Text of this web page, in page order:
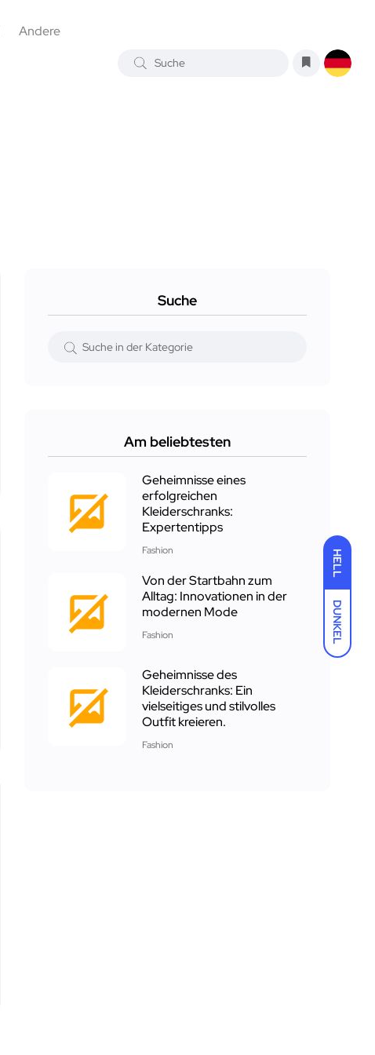
HELL
DUNKEL
Andere
Suche
Am beliebtesten
Geheimnisse eines
erfolgreichen
Kleiderschranks:
Expertentipps
Fashion
Von der Startbahn zum
Alltag: Innovationen in der
modernen Mode
Fashion
Geheimnisse des
Kleiderschranks: Ein
vielseitiges und stilvolles
Outfit kreieren.
Fashion